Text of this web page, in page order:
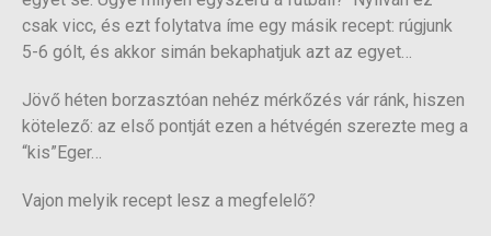
csak vicc, és ezt folytatva íme egy másik recept: rúgjunk
5-6 gólt, és akkor simán bekaphatjuk azt az egyet…
Jövő héten borzasztóan nehéz mérkőzés vár ránk, hiszen
kötelező: az első pontját ezen a hétvégén szerezte meg a
“kis”Eger…
Vajon melyik recept lesz a megfelelő?